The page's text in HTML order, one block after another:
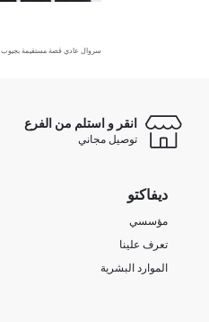
سروال عادي قصة مستقيمة بجيوب
انقر و استلم من الفرع
توصيل مجاني
ديفاكتو
مؤسسي
تعرف علينا
الموارد البشرية